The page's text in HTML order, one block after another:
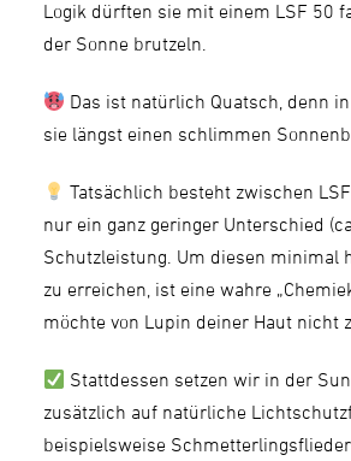
Logik dürften sie mit einem LSF 50
der Sonne brutzeln.
Das ist natürlich Quatsch, denn
sie längst einen schlimmen
Tatsächlich besteht zwischen
nur ein ganz geringer Unterschied
Schutzleistung. Um diesen minimal
zu erreichen, ist eine wahre
möchte von Lupin deiner Haut nicht
Stattdessen setzen wir in der
zusätzlich auf natürliche
beispielsweise